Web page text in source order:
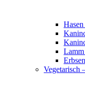
Vegetarisch